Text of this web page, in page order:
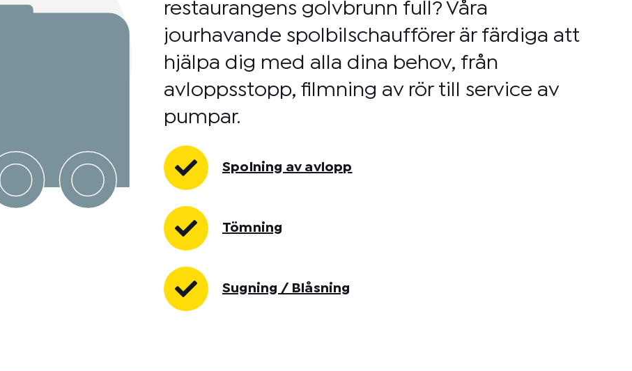
restaurangens golvbrunn full? Våra
jourhavande spolbilschaufförer är färdiga att
hjälpa dig med alla dina behov, från
avloppsstopp, filmning av rör till service av
pumpar.
Spolning av avlopp
Tömning
Sugning / Blåsning